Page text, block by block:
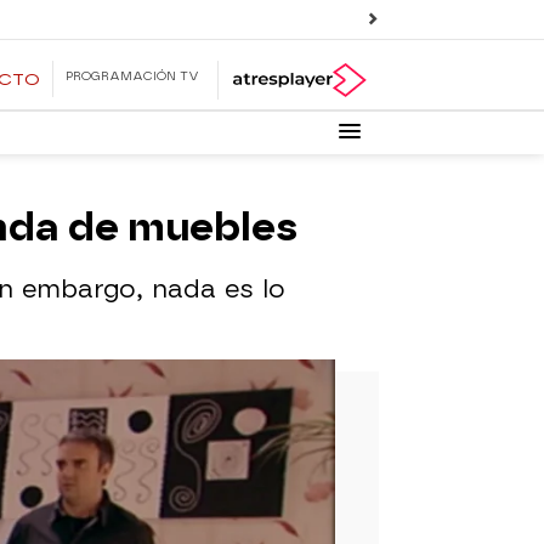
PROGRAMACIÓN TV
de muebles
embargo, nada es lo